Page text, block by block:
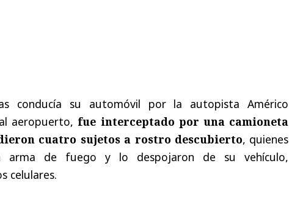
conducía su automóvil por la autopista Américo
aeropuerto, fue interceptado por una camioneta
cuatro sujetos a rostro descubierto, quienes
arma de fuego y lo despojaron de su vehículo,
celulares.